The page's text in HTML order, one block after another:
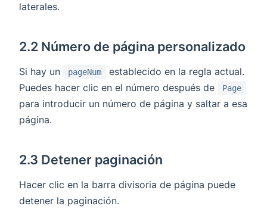
laterales.
2.2 Número de página personalizado
Si hay un pageNum
establecido en la regla actual.
Puedes hacer clic en el número después de
Page
para introducir un número de página y saltar a esa
página.
2.3 Detener paginación
Hacer clic en la barra divisoria de página puede
detener la paginación.